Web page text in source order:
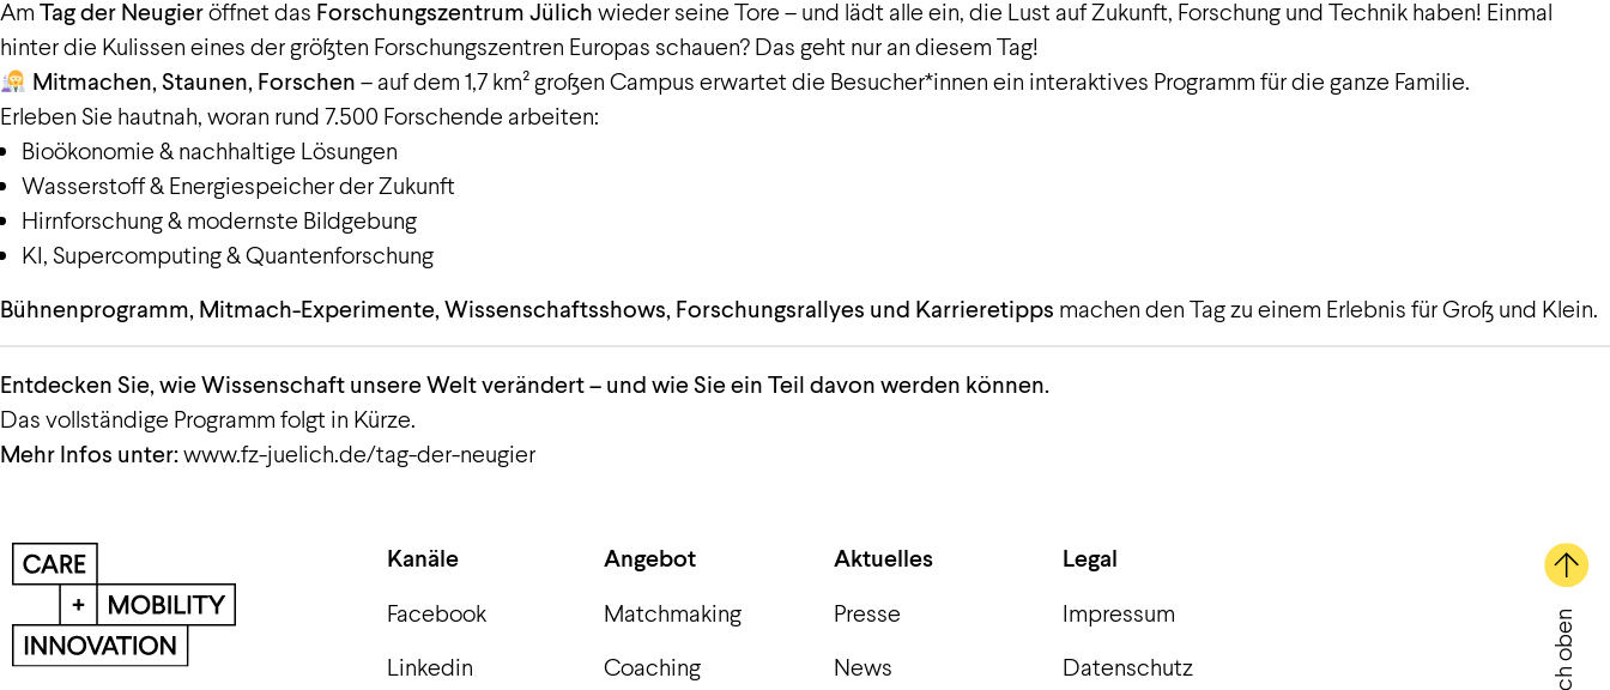
Am Tag der Neugieröffnet das Forschungszentrum Jülich wieder seine Tore – und lädt alle ein, die Lust auf Zukunft, Forschung und Technik haben! Einmal
hinter die Kulissen eines der größten Forschungszentren Europas schauen? Das geht nur an diesem Tag!
Mitmachen, Staunen, Forschen – auf dem 1,7 km² großen Campus erwartet die Besucher*innen ein interaktives Programm für die ganze Familie.
Erleben Sie hautnah, woran rund 7.500 Forschende arbeiten:
Bioökonomie & nachhaltige Lösungen
Wasserstoff & Energiespeicher der Zukunft
Hirnforschung & modernste Bildgebung
KI, Supercomputing & Quantenforschung
Bühnenprogramm, Mitmach-Experimente, Wissenschaftsshows, Forschungsrallyes und Karrieretipps machen den Tag zu einem Erlebnis für Groß und Klein.
Entdecken Sie, wie Wissenschaft unsere Welt verändert – und wie Sie ein Teil davon werden können.
Das vollständige Programm folgt in Kürze.
Mehr Infos unter:www.fz-juelich.de/tag-der-neugier
Kanäle
Facebook
Linkedin
Angebot
Matchmaking
Coaching
Aktuelles
Presse
News
Legal
Impressum
Datenschutz
Nach oben